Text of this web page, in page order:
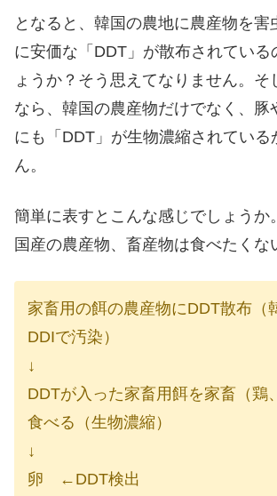
となると、韓国の農地に農産物を害
に安価な「DDT」が散布されている
ょうか？そう思えてなりません。そ
なら、韓国の農産物だけでなく、豚
にも「DDT」が生物濃縮されている
ん。
簡単に表すとこんな感じでしょうか
国産の農産物、畜産物は食べたくな
家畜用の餌の農産物にDDT散布（
DDIで汚染）
↓
DDTが入った家畜用餌を家畜（鶏
食べる（生物濃縮）
↓
卵 ←DDT検出